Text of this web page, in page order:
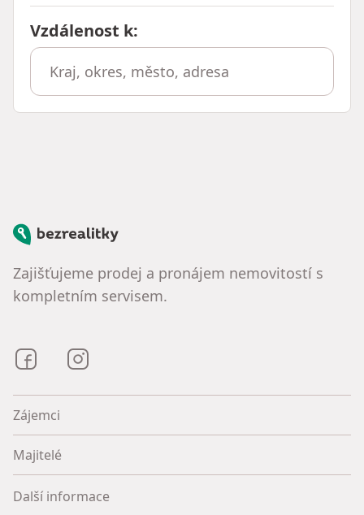
Vzdálenost k:
Bezrealitky
Zajišťujeme prodej a pronájem nemovitostí s
kompletním servisem.
Bezrealitky na Facebooku
Zájemci
Majitelé
Další informace